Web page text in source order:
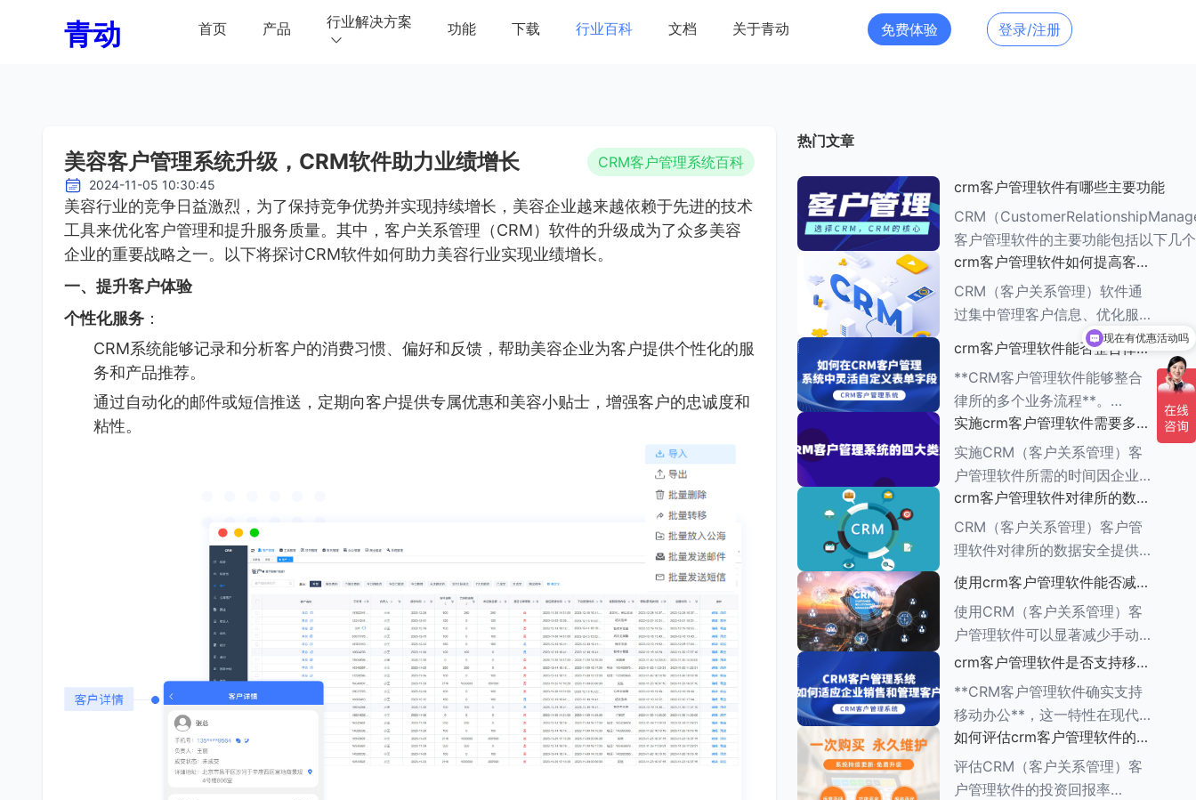
青动 首页 产品 行业解决方案 功能 下载 行业百科 文档 关于青动 免费体验 登录/注册
美容客户管理系统升级，CRM软件助力业绩增长 CRM客户管理系统百科
2024-11-05 10:30:45
美容行业的竞争日益激烈，为了保持竞争优势并实现持续增长，美容企业越来越依赖于先进的技术
工具来优化客户管理和提升服务质量。其中，客户关系管理（CRM）软件的升级成为了众多美容
企业的重要战略之一。以下将探讨CRM软件如何助力美容行业实现业绩增长。
一、提升客户体验
个性化服务 ：
CRM系统能够记录和分析客户的消费习惯、偏好和反馈，帮助美容企业为客户提供个性化的服
务和产品推荐。
通过自动化的邮件或短信推送，定期向客户提供专属优惠和美容小贴士，增强客户的忠诚度和
粘性。
热门文章
crm客户管理软件有哪些主要功能
CRM（
客户管理软件的主要功能包括以下几
###一、客户信息管理 CRM系统的核心功能是
客户信息管理
crm客户管理软件如何提高客户
满意度
CRM（客户关系管理）软件通
过集中管理客户信息、优化服务
流程、提供个性化服务等多种方
式，能够有效提高客户满意度。
以下是一些具体的方法： ###
一、集中管理客户信息 CRM软
件
crm客户管理软件能否整合律所
的多个业务流程
**CRM客户管理软件能够整合
律所的多个业务流程**。
CRM（客户关系管理）管理软
件的功能多种多样，旨在帮助企
业有效管理与客户之间的互动，
增强客户满意度，提升销售业
绩。以下是对CR
实施crm客户管理软件需要多长
时间
实施CRM（客户关系管理）客
户管理软件所需的时间因企业的
具体需求、系统复杂程度、企业
规模以及资源分配情况而异。一
般来说，整个实施周期可以分为
也有所不同。
crm客户管理软件对律所的数据
安全有何保障措施
CRM（客户关系管理）客户管
理软件对律所的数据安全提供了
一系列保障措施，这些措施旨在
和可用性。以下是一些关键的保
障措施： ###数据加密与存储
安全
使用crm客户管理软件能否减少
手动输入数据的工作量
使用CRM（客户关系管理）客
户管理软件可以显著减少手动输
入数据的工作量，原因如下：
1.**自动化数据收集**： -CRM
系统通常具有自动化数据捕获功
能，能够从多个来源
crm客户管理软件是否支持移动
办公
**CRM客户管理软件确实支持
移动办公**，这一特性在现代企
业管理中具有重要意义。以下是
对CRM客户管理软件支持移动
办公的详细阐述： ###一、移
如何评估crm客户管理软件的投
资回报率
评估CRM（客户关系管理）客
户管理软件的投资回报率
现在有优惠活动吗